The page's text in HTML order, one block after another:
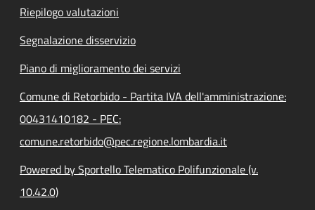
Riepilogo valutazioni
Segnalazione disservizio
Piano di miglioramento dei servizi
Comune di Retorbido - Partita IVA dell'amministrazione:
00431410182 - PEC:
comune.retorbido@pec.regione.lombardia.it
Powered by Sportello Telematico Polifunzionale (v.
10.42.0)